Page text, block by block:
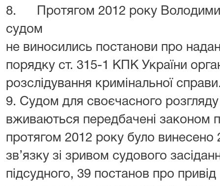
8. Протягом 2012 року
судом
не виносились постанови про
порядку ст. 315-1 КПК України
розслідування кримінальної
9. Судом для своєчасного розгляду
вживаються передбачені законом
протягом 2012 року було винесено
зв’язку зі зривом судового
підсудного, 39 постанов про привід